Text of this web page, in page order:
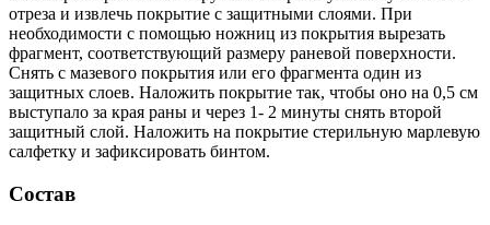
отреза и извлечь покрытие с защитными слоями. При
необходимости с помощью ножниц из покрытия вырезать
фрагмент, соответствующий размеру раневой поверхности.
Снять с мазевого покрытия или его фрагмента один из
защитных слоев. Наложить покрытие так, чтобы оно на 0,5 см
выступало за края раны и через 1- 2 минуты снять второй
защитный слой. Наложить на покрытие стерильную марлевую
салфетку и зафиксировать бинтом.
Состав